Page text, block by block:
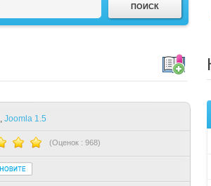
, Joomla 1.5
(Оценок : 968)